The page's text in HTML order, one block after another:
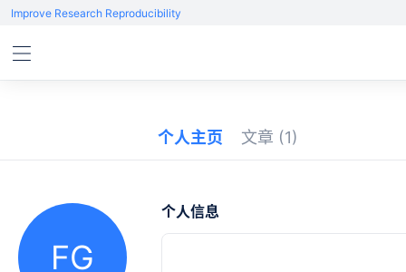
Improve Research Reproducibility
个人主页 文章 (1)
FG
个人信息